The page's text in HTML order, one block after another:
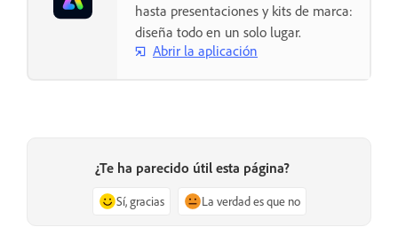
hasta presentaciones y kits de marca:
diseña todo en un solo lugar.
Abrir la aplicación
¿Te ha parecido útil esta página?
Sí, gracias La verdad es que no